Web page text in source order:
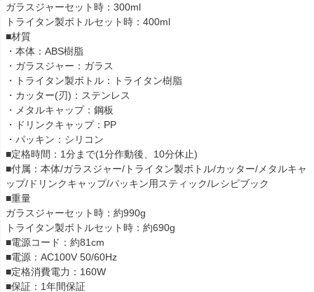
ガラスジャーセット時：300ml
トライタン製ボトルセット時：400ml
■材質
・本体：ABS樹脂
・ガラスジャー：ガラス
・トライタン製ボトル：トライタン樹脂
・カッター(刃)：ステンレス
・メタルキャップ：鋼板
・ドリンクキャップ：PP
・パッキン：シリコン
■定格時間：1分まで(1分作動後、10分休止)
■付属：本体/ガラスジャー/トライタン製ボトル/カッター/メタルキャ
ップ/ドリンクキャップ/パッキン用スティック/レシピブック
■重量
ガラスジャーセット時：約990g
トライタン製ボトルセット時：約690g
■電源コード：約81cm
■電源：AC100V 50/60Hz
■定格消費電力：160W
■保証：1年間保証